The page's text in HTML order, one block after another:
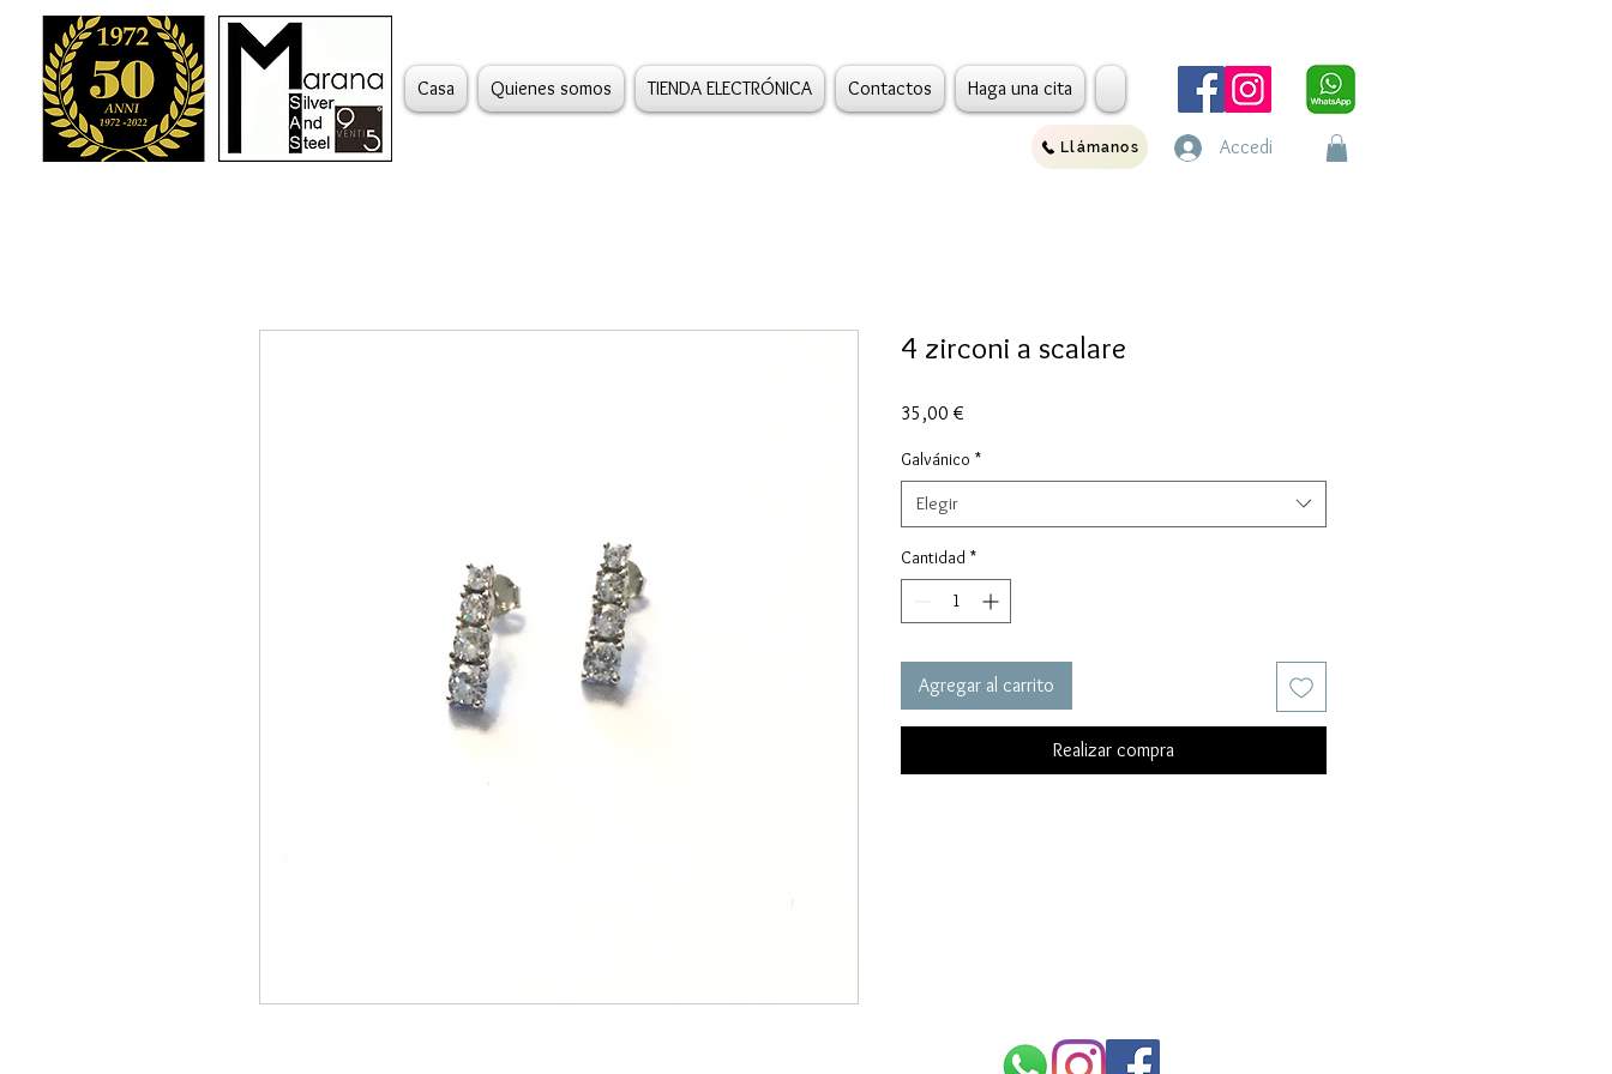
Casa Quienes somos TIENDA ELECTRÓNICA Contactos Haga una cita
Llámanos Accedi
4 zirconi a scalare
35,00 €
Galvánico *
Elegir
Cantidad *
Agregar al carrito
Realizar compra